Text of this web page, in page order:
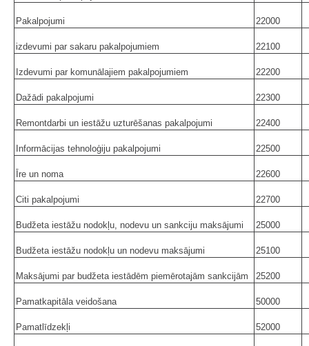
Pakalpojumi 22000
izdevumi par sakaru pakalpojumiem 22100
Izdevumi par komunālajiem pakalpojumiem 22200
Dažādi pakalpojumi 22300
Remontdarbi un iestāžu uzturēšanas pakalpojumi 22400
Informācijas tehnoloģiju pakalpojumi 22500
Īre un noma 22600
Citi pakalpojumi 22700
Budžeta iestāžu nodokļu, nodevu un sankciju maksājumi 25000
Budžeta iestāžu nodokļu un nodevu maksājumi 25100
Maksājumi par budžeta iestādēm piemērotajām sankcijām 25200
Pamatkapitāla veidošana 50000
Pamatlīdzekļi 52000